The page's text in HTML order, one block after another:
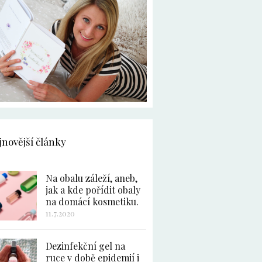
články
Na obalu záleží, aneb,
jak a kde pořídit obaly
na domácí kosmetiku.
11.7.2020
Dezinfekční gel na
ruce v době epidemií i